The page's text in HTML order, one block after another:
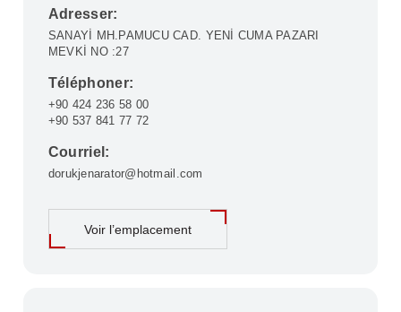
Adresser:
SANAYİ MH.PAMUCU CAD. YENİ CUMA PAZARI
MEVKİ NO :27
Téléphoner:
+90 424 236 58 00
+90 537 841 77 72
Courriel:
dorukjenarator@hotmail.com
Voir l’emplacement